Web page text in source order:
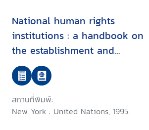
National human rights
institutions : a handbook on
the establishment and
strengthening of national
institutions for the promotion
and protection of human rights
สถานที่พิมพ์:
New York : United Nations, 1995.